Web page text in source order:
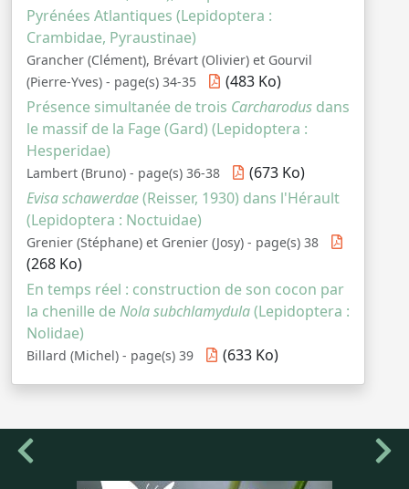
Pyrénées Atlantiques (Lepidoptera :
Crambidae, Pyraustinae)
Grancher (Clément), Brévart (Olivier) et Gourvil
(Pierre-Yves) - page(s) 34-35
(483 Ko)
Présence simultanée de trois Carcharodus dans
le massif de la Fage (Gard) (Lepidoptera :
Hesperidae)
Lambert (Bruno) - page(s) 36-38
(673 Ko)
Evisa schawerdae(Reisser, 1930) dans l'Hérault
(Lepidoptera : Noctuidae)
Grenier (Stéphane) et Grenier (Josy) - page(s) 38
(268 Ko)
En temps réel : construction de son cocon par
la chenille deNola subchlamydula(Lepidoptera :
Nolidae)
Billard (Michel) - page(s) 39 (633 Ko)